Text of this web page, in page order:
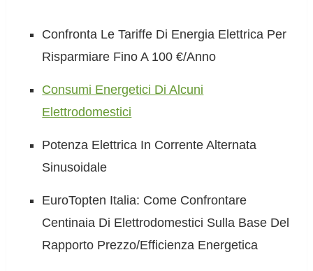
Confronta Le Tariffe Di Energia Elettrica Per
Risparmiare Fino A 100 €/Anno
Consumi Energetici Di Alcuni
Elettrodomestici
Potenza Elettrica In Corrente Alternata
Sinusoidale
EuroTopten Italia: Come Confrontare
Centinaia Di Elettrodomestici Sulla Base Del
Rapporto Prezzo/Efficienza Energetica